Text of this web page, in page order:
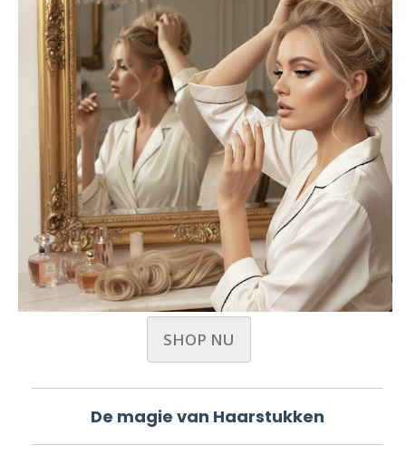
SHOP NU
De magie van Haarstukken